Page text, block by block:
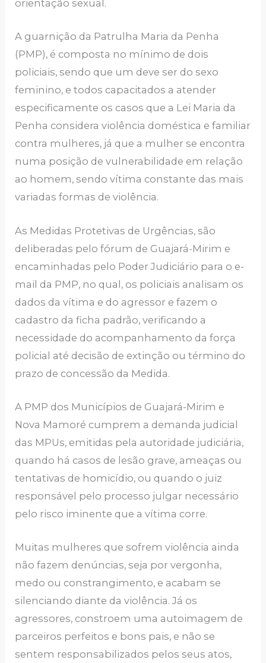
orientação sexual.
A guarnição da Patrulha Maria da Penha
(PMP), é composta no mínimo de dois
policiais, sendo que um deve ser do sexo
feminino, e todos capacitados a atender
especificamente os casos que a Lei Maria da
Penha considera violência doméstica e familiar
contra mulheres, já que a mulher se encontra
numa posição de vulnerabilidade em relação
ao homem, sendo vítima constante das mais
variadas formas de violência.
As Medidas Protetivas de Urgências, são
deliberadas pelo fórum de Guajará-Mirim e
encaminhadas pelo Poder Judiciário para o e-
mail da PMP, no qual, os policiais analisam os
dados da vítima e do agressor e fazem o
cadastro da ficha padrão, verificando a
necessidade do acompanhamento da força
policial até decisão de extinção ou término do
prazo de concessão da Medida.
A PMP dos Municípios de Guajará-Mirim e
Nova Mamoré cumprem a demanda judicial
das MPUs, emitidas pela autoridade judiciária,
quando há casos de lesão grave, ameaças ou
tentativas de homicídio, ou quando o juiz
responsável pelo processo julgar necessário
pelo risco iminente que a vítima corre.
Muitas mulheres que sofrem violência ainda
não fazem denúncias, seja por vergonha,
medo ou constrangimento, e acabam se
silenciando diante da violência. Já os
agressores, constroem uma autoimagem de
parceiros perfeitos e bons pais, e não se
sentem responsabilizados pelos seus atos,